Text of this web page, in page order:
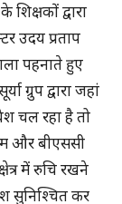
द्वारा
उदय प्रताप
पहनाते हुए
ग्रुप द्वारा जहां
चल रहा है तो
और बीएससी
में रुचि रखने
सुनिश्चित कर